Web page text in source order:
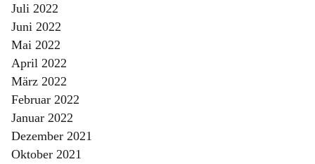
Juli 2022
Juni 2022
Mai 2022
April 2022
März 2022
Februar 2022
Januar 2022
Dezember 2021
Oktober 2021